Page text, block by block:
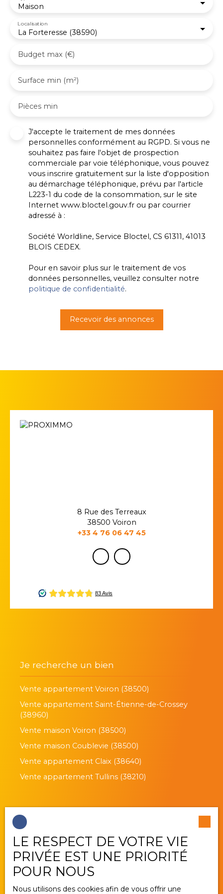
commercial (EI) immatriculé 801 598 301 au RSAC
Maison
La Forteresse (38590)
Localisation
Budget max (€)
Surface min (m²)
Pièces min
J'accepte le traitement de mes données
personnelles conformément au RGPD. Si vous ne
souhaitez pas faire l'objet de prospection
commerciale par voie téléphonique, vous pouvez
vous inscrire gratuitement sur la liste d'opposition
au démarchage téléphonique, prévu par l'article
L223-1 du code de la consommation, sur le site
Internet www.bloctel.gouv.fr ou par courrier
adressé à :
Société Worldline, Service Bloctel, CS 61311, 41013
BLOIS CEDEX.
Pour en savoir plus sur le traitement de vos
données personnelles, veuillez consulter notre
politique de confidentialité.
Recevoir des annonces
8 Rue des Terreaux
38500 Voiron
+33 4 76 06 47 45
Je recherche un bien
Vente appartement Voiron (38500)
Vente appartement Saint-Étienne-de-Crossey
(38960)
Vente maison Voiron (38500)
Vente maison Coublevie (38500)
Vente appartement Claix (38640)
Vente appartement Tullins (38210)
Je suis propriétaire
Estimez votre bien
Vendre avec nous
Gestion locative
Nous contacter
LE RESPECT DE VOTRE VIE
PRIVÉE EST UNE PRIORITÉ
POUR NOUS
Nous utilisons des cookies afin de vous offrir une